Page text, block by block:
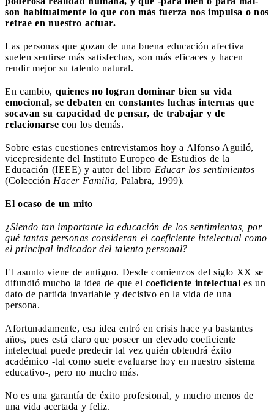
son habitualmente lo que con más fuerza nos impulsa o nos
retrae en nuestro actuar.
Las personas que gozan de una buena educación afectiva
suelen sentirse más satisfechas, son más eficaces y hacen
rendir mejor su talento natural.
En cambio, quienes no logran dominar bien su vida
emocional, se debaten en constantes luchas internas que
socavan su capacidad de pensar, de trabajar y de
relacionarse con los demás.
Sobre estas cuestiones entrevistamos hoy a Alfonso Aguiló,
vicepresidente del Instituto Europeo de Estudios de la
Educación (IEEE) y autor del libro Educar los sentimientos
(Colección Hacer Familia, Palabra, 1999).
El ocaso de un mito
¿Siendo tan importante la educación de los sentimientos, por
qué tantas personas consideran el coeficiente intelectual como
el principal indicador del talento personal?
El asunto viene de antiguo. Desde comienzos del siglo XX se
difundió mucho la idea de que el coeficiente intelectual es un
dato de partida invariable y decisivo en la vida de una
persona.
Afortunadamente, esa idea entró en crisis hace ya bastantes
años, pues está claro que poseer un elevado coeficiente
intelectual puede predecir tal vez quién obtendrá éxito
académico -tal como suele evaluarse hoy en nuestro sistema
educativo-, pero no mucho más.
No es una garantía de éxito profesional, y mucho menos de
una vida acertada y feliz.